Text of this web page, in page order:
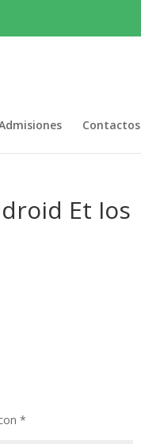
Contactos
Et Ios
*